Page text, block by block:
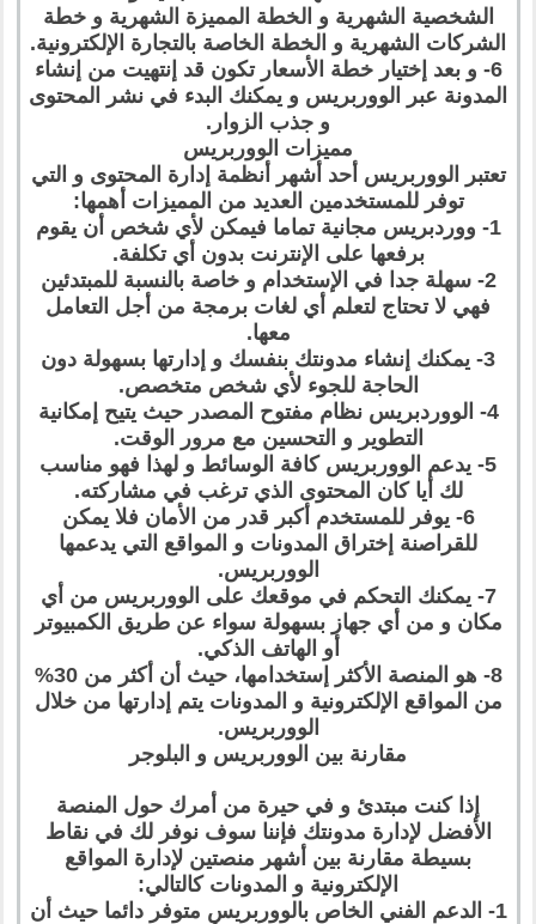
الشخصية الشهرية و الخطة المميزة الشهرية و خطة
الشركات الشهرية و الخطة الخاصة بالتجارة الإلكترونية.
6- و بعد إختيار خطة الأسعار تكون قد إنتهيت من إنشاء
المدونة عبر الووربريس و يمكنك البدء في نشر المحتوى
و جذب الزوار.
مميزات الووربريس
تعتبر الووربريس أحد أشهر أنظمة إدارة المحتوى و التي
توفر للمستخدمين العديد من المميزات أهمها:
1- ووردبريس مجانية تماما فيمكن لأي شخص أن يقوم
برفعها على الإنترنت بدون أي تكلفة.
2- سهلة جدا في الإستخدام و خاصة بالنسبة للمبتدئين
فهي لا تحتاج لتعلم أي لغات برمجة من أجل التعامل
معها.
3- يمكنك إنشاء مدونتك بنفسك و إدارتها بسهولة دون
الحاجة للجوء لأي شخص متخصص.
4- الووردبريس نظام مفتوح المصدر حيث يتيح إمكانية
التطوير و التحسين مع مرور الوقت.
5- يدعم الووربريس كافة الوسائط و لهذا فهو مناسب
لك أيا كان المحتوى الذي ترغب في مشاركته.
6- يوفر للمستخدم أكبر قدر من الأمان فلا يمكن
للقراصنة إختراق المدونات و المواقع التي يدعمها
الووربريس.
7- يمكنك التحكم في موقعك على الووربريس من أي
مكان و من أي جهاز بسهولة سواء عن طريق الكمبيوتر
أو الهاتف الذكي.
8- هو المنصة الأكثر إستخدامها، حيث أن أكثر من 30%
من المواقع الإلكترونية و المدونات يتم إدارتها من خلال
الووربريس.
مقارنة بين الووربريس و البلوجر
إذا كنت مبتدئ و في حيرة من أمرك حول المنصة
الأفضل لإدارة مدونتك فإننا سوف نوفر لك في نقاط
بسيطة مقارنة بين أشهر منصتين لإدارة المواقع
الإلكترونية و المدونات كالتالي:
1- الدعم الفني الخاص بالووربريس متوفر دائما حيث أن